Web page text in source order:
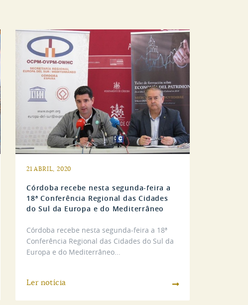
21 ABRIL, 2020
Córdoba recebe nesta segunda-feira a
18ª Conferência Regional das Cidades
do Sul da Europa e do Mediterrâneo
Córdoba recebe nesta segunda-feira a 18ª
Conferência Regional das Cidades do Sul da
Europa e do Mediterrâneo...
Ler notícia